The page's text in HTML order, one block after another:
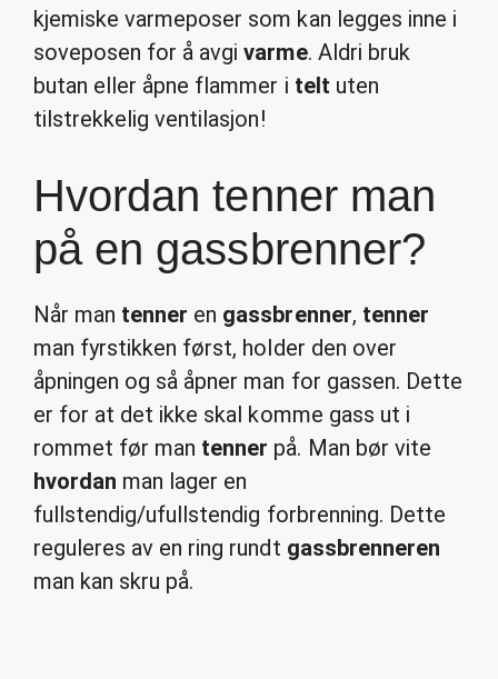
kjemiske varmeposer som kan legges inne i
soveposen for å avgivarme. Aldri bruk
butan eller åpne flammer i telt uten
tilstrekkelig ventilasjon!
Hvordan tenner man
på en gassbrenner?
Når man tenner en gassbrenner, tenner
man fyrstikken først, holder den over
åpningen og så åpner man for gassen. Dette
er for at det ikke skal komme gass ut i
rommet før man tenner på. Man bør vite
hvordan man lager en
fullstendig/ufullstendig forbrenning. Dette
reguleres av en ring rundt gassbrenneren
man kan skru på.